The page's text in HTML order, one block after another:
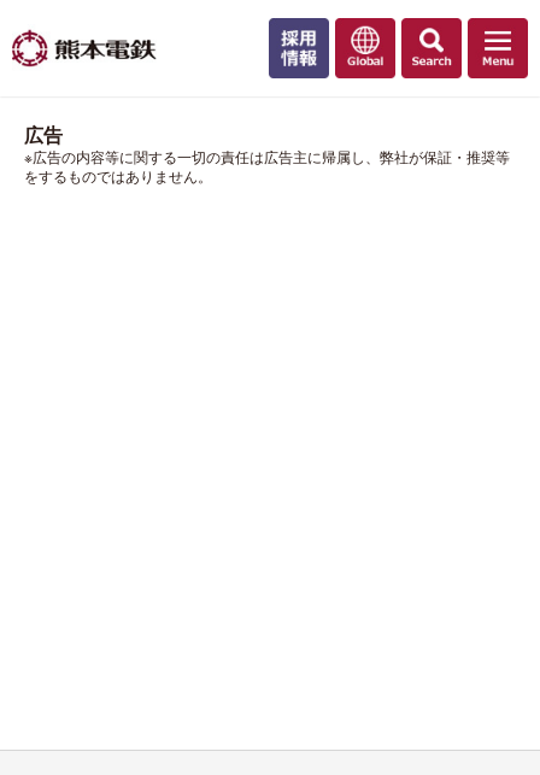
広告
※広告の内容等に関する一切の責任は広告主に帰属し、弊社が保証・推奨等
をするものではありません。